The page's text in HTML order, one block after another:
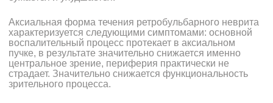
Аксиальная форма течения ретробульбарного неврита
характеризуется следующими симптомами: основной
воспалительный процесс протекает в аксиальном
пучке, в результате значительно снижается именно
центральное зрение, периферия практически не
страдает. Значительно снижается функциональность
зрительного процесса.